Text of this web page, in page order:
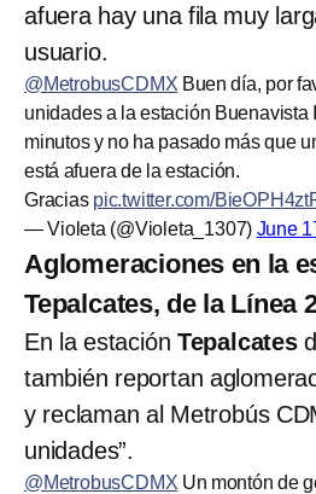
afuera hay una fila muy
usuario.
@MetrobusCDMX Buen día, por
unidades a la estación Buenavista
minutos y no ha pasado más que
está afuera de la estación.
Gracias pic.twitter.com/
— Violeta (@Violeta_1307) June
Aglomeraciones en la
Tepalcates, de la Línea
En la estación Tepalcates
también reportan
y reclaman al Metrobús
unidades”.
@MetrobusCDMX Un montón de